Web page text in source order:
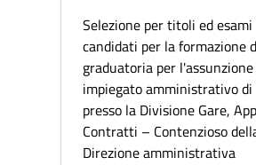
Selezione per titoli ed esami
candidati per la formazione
graduatoria per l'assunzione
impiegato amministrativo
presso la Divisione Gare,
Contratti – Contenzioso
Direzione amministrativa